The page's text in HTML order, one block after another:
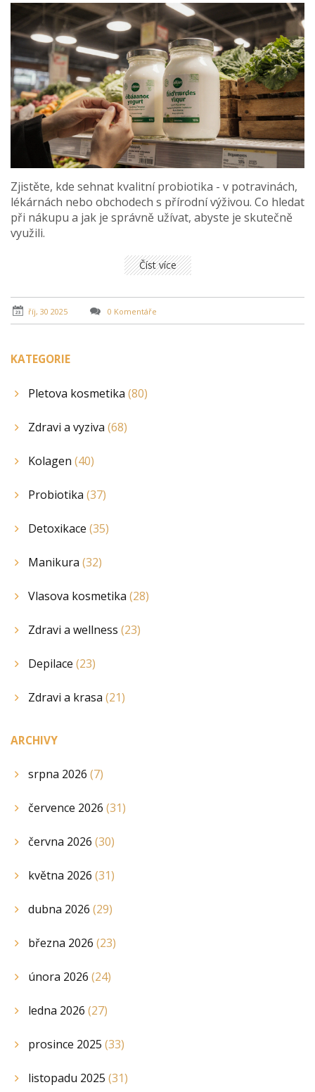
Zjistěte, kde sehnat kvalitní probiotika - v potravinách,
lékárnách nebo obchodech s přírodní výživou. Co hledat
při nákupu a jak je správně užívat, abyste je skutečně
využili.
Číst více
říj, 30 2025 0 Komentáře
KATEGORIE
Pletova kosmetika (80)
Zdravi a vyziva (68)
Kolagen (40)
Probiotika (37)
Detoxikace (35)
Manikura (32)
Vlasova kosmetika (28)
Zdravi a wellness (23)
Depilace (23)
Zdravi a krasa (21)
ARCHIVY
srpna 2026 (7)
července 2026 (31)
června 2026 (30)
května 2026 (31)
dubna 2026 (29)
března 2026 (23)
února 2026 (24)
ledna 2026 (27)
prosince 2025 (33)
listopadu 2025 (31)